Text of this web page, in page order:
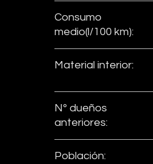
Consumo
medio(l/100 km):
Material interior:
Nº dueños
anteriores:
Población: